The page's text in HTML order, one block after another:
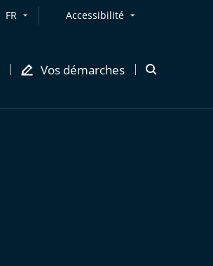
FR Accessibilité
Vos démarches
Ouvrir